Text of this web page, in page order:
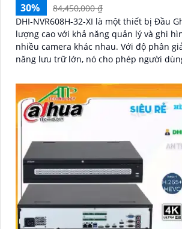
30%
84,450,000 ₫
DHI-NVR608H-32-XI là một thiết bị Đầu
lượng cao với khả năng quản lý và ghi
nhiều camera khác nhau. Với độ phân giải cao và khả
năng lưu trữ lớn, nó cho phép người